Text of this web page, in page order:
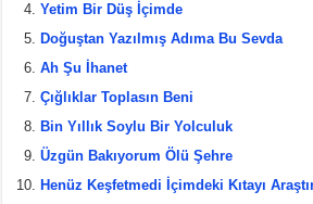
o
o
k
Yetim Bir Düş İçimde
Doğuştan Yazılmış Adıma Bu Sevda
Ah Şu İhanet
Çığlıklar Toplasın Beni
Bin Yıllık Soylu Bir Yolculuk
Üzgün Bakıyorum Ölü Şehre
Henüz Keşfetmedi İçimdeki Kıtayı